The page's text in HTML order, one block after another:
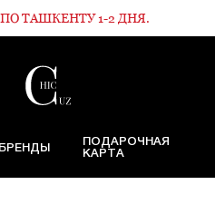
ТАШКЕНТУ 1-2 ДНЯ.
БРЕНДЫ
ПОДАРОЧНАЯ
КАРТА